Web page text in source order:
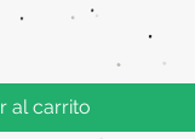
al carrito